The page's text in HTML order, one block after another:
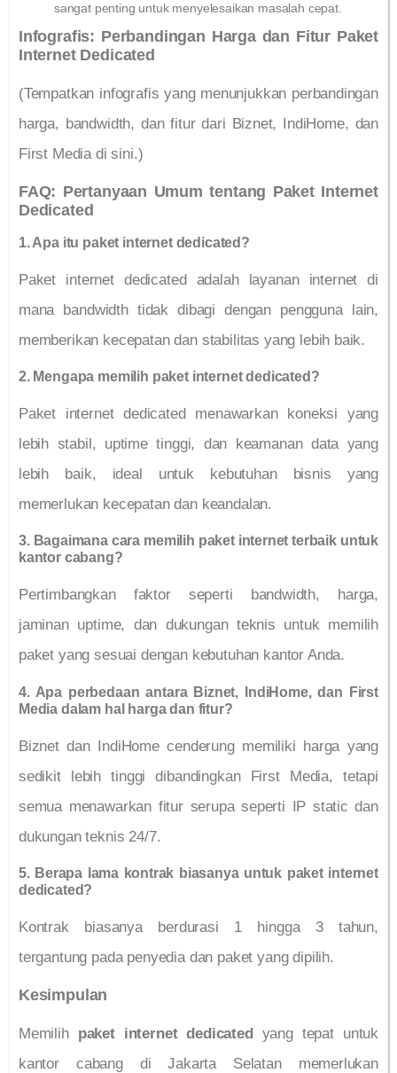
sangat penting untuk menyelesaikan masalah cepat.
Infografis: Perbandingan Harga dan Fitur Paket
Internet Dedicated
(Tempatkan infografis yang menunjukkan perbandingan
harga, bandwidth, dan fitur dari Biznet, IndiHome, dan
First Media di sini.)
FAQ: Pertanyaan Umum tentang Paket Internet
Dedicated
1. Apa itu paket internet dedicated?
Paket internet dedicated adalah layanan internet di
mana bandwidth tidak dibagi dengan pengguna lain,
memberikan kecepatan dan stabilitas yang lebih baik.
2. Mengapa memilih paket internet dedicated?
Paket internet dedicated menawarkan koneksi yang
lebih stabil, uptime tinggi, dan keamanan data yang
lebih baik, ideal untuk kebutuhan bisnis yang
memerlukan kecepatan dan keandalan.
3. Bagaimana cara memilih paket internet terbaik untuk
kantor cabang?
Pertimbangkan faktor seperti bandwidth, harga,
jaminan uptime, dan dukungan teknis untuk memilih
paket yang sesuai dengan kebutuhan kantor Anda.
4. Apa perbedaan antara Biznet, IndiHome, dan First
Media dalam hal harga dan fitur?
Biznet dan IndiHome cenderung memiliki harga yang
sedikit lebih tinggi dibandingkan First Media, tetapi
semua menawarkan fitur serupa seperti IP static dan
dukungan teknis 24/7.
5. Berapa lama kontrak biasanya untuk paket internet
dedicated?
Kontrak biasanya berdurasi 1 hingga 3 tahun,
tergantung pada penyedia dan paket yang dipilih.
Kesimpulan
Memilih paket internet dedicatedyang tepat untuk
kantor cabang di Jakarta Selatan memerlukan